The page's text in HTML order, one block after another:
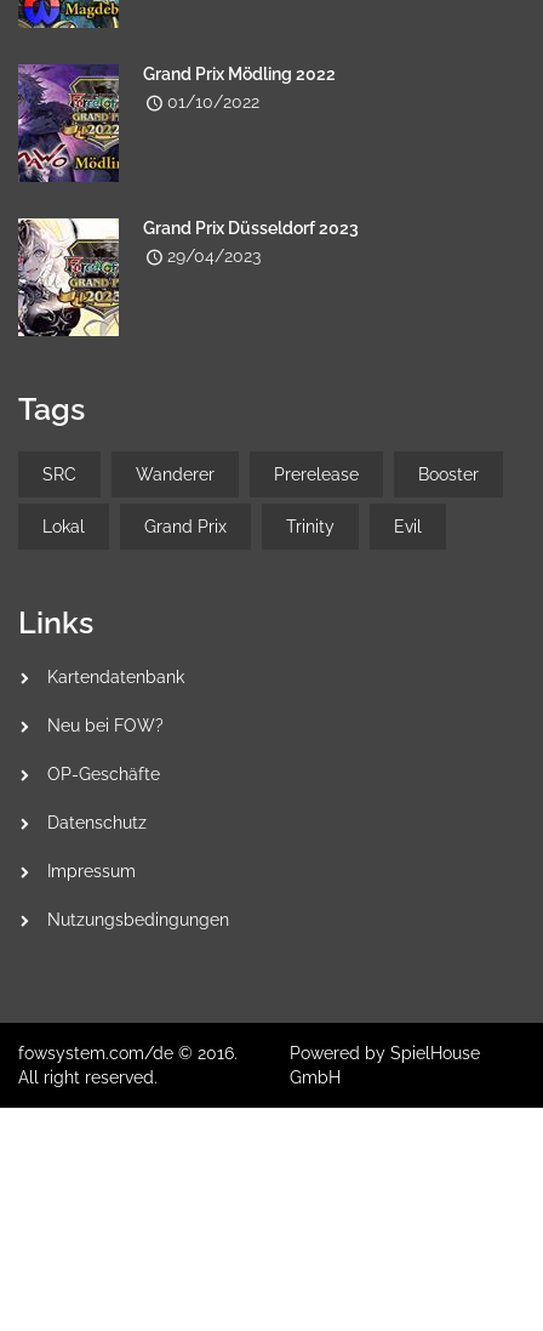
Grand Prix Mödling 2022
01/10/2022
Grand Prix Düsseldorf 2023
29/04/2023
Tags
SRC Wanderer Prerelease Booster
Lokal Grand Prix Trinity Evil
Links
Kartendatenbank
Neu bei FOW?
OP-Geschäfte
Datenschutz
Impressum
Nutzungsbedingungen
fowsystem.com/de © 2016.
All right reserved.
Powered by SpielHouse
GmbH